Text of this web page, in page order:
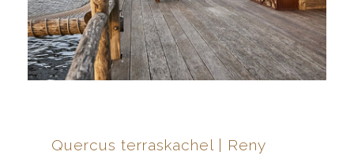
Quercus terraskachel | Reny